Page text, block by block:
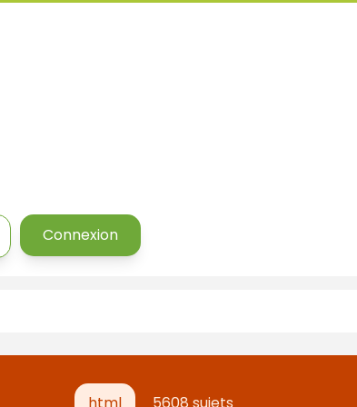
Connexion